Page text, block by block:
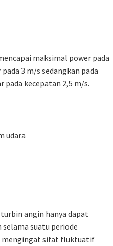
maksimal power pada
3 m/s sedangkan pada
kecepatan 2,5 m/s.
udara
angin hanya dapat
suatu periode
mengingat sifat fluktuatif